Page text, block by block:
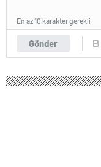
Gönder
En az 10 karakter gerekli